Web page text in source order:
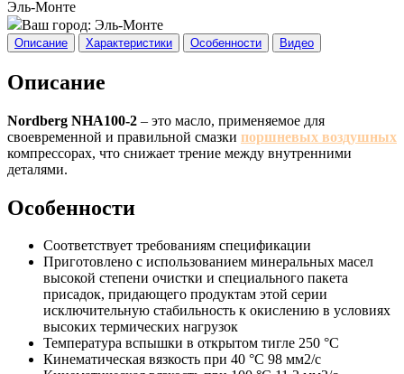
Эль-Монте
Ваш город: Эль-Монте
Описание Характеристики Особенности Видео
Описание
Nordberg NHA100-2 – это масло, применяемое для
своевременной и правильной смазки поршневых воздушных
компрессорах, что снижает трение между внутренними
деталями.
Особенности
Соответствует требованиям спецификации
Приготовлено с использованием минеральных масел
высокой степени очистки и специального пакета
присадок, придающего продуктам этой серии
исключительную стабильность к окислению в условиях
высоких термических нагрузок
Температура вспышки в открытом тигле 250 °C
Кинематическая вязкость при 40 °C 98 мм2/с